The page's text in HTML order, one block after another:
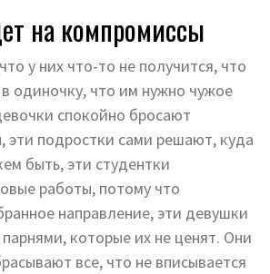
на компромиссы
у них что-то не получится, что
в одиночку, что им нужно чужое
спокойно бросают
эти подростки сами решают, куда
быть, эти студентки
работы, потому что
направление, эти девушки
которые их не ценят. Они
все, что не вписывается